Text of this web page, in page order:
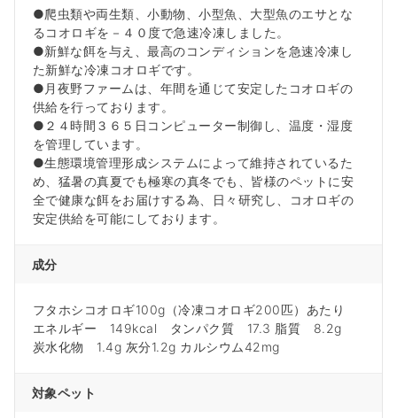
●爬虫類や両生類、小動物、小型魚、大型魚のエサとな
るコオロギを－４０度で急速冷凍しました。
●新鮮な餌を与え、最高のコンディションを急速冷凍し
た新鮮な冷凍コオロギです。
●月夜野ファームは、年間を通じて安定したコオロギの
供給を行っております。
●２４時間３６５日コンピューター制御し、温度・湿度
を管理しています。
●生態環境管理形成システムによって維持されているた
め、猛暑の真夏でも極寒の真冬でも、皆様のペットに安
全で健康な餌をお届けする為、日々研究し、コオロギの
安定供給を可能にしております。
成分
フタホシコオロギ100g（冷凍コオロギ200匹）あたり
エネルギー 149kcal タンパク質 17.3 脂質 8.2g
炭水化物 1.4g 灰分1.2g カルシウム42mg
対象ペット